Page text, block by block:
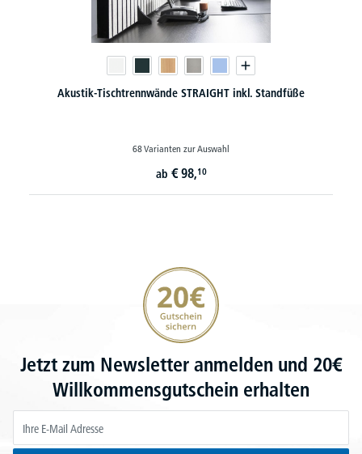
Akustik-Tischtrennwände STRAIGHT inkl. Standfüße
68 Varianten zur Auswahl
ab € 98,10
20€ Gutschein sichern
Jetzt zum Newsletter anmelden und 20€
Willkommensgutschein erhalten